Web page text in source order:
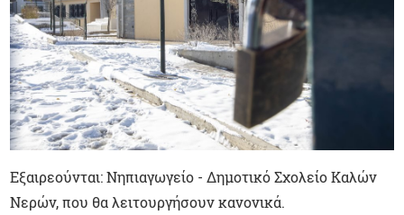
Εξαιρεούνται: Νηπιαγωγείο - Δημοτικό Σχολείο Καλών
Νερών, που θα λειτουργήσουν κανονικά.